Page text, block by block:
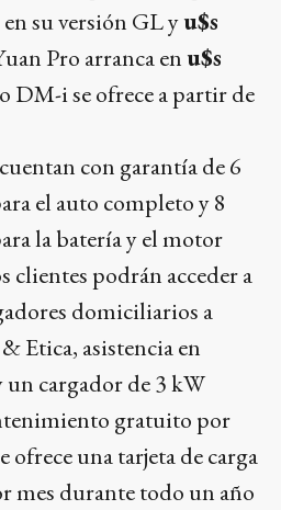
su versión GL yu$s
Pro arranca enu$s
DM-i se ofrece a partir de
con garantía de 6
el auto completo y 8
la batería y el motor
clientes podrán acceder a
domiciliarios a
Etica, asistencia en
cargador de 3 kW
gratuito por
ofrece una tarjeta de carga
mes durante todo un año